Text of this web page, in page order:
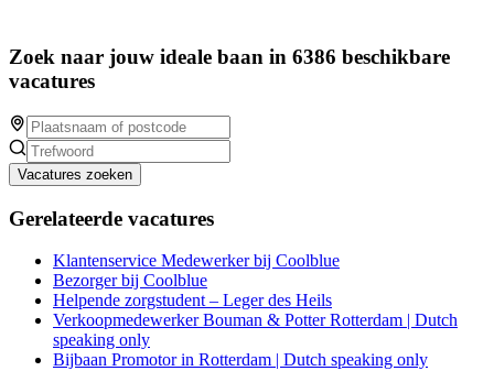
Zoek naar jouw ideale baan in 6386 beschikbare
vacatures
Vacatures zoeken
Gerelateerde vacatures
Klantenservice Medewerker bij Coolblue
Bezorger bij Coolblue
Helpende zorgstudent – Leger des Heils
Verkoopmedewerker Bouman & Potter Rotterdam | Dutch
speaking only
Bijbaan Promotor in Rotterdam | Dutch speaking only